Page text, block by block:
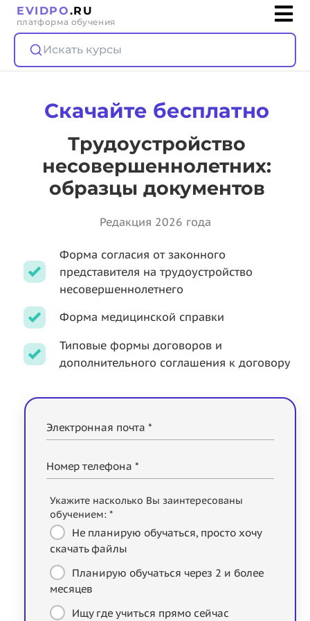
EVIDPO.RU
платформа обучения
Искать курсы
Скачайте бесплатно
Трудоустройство
несовершеннолетних:
образцы документов
Редакция 2026 года
Форма согласия от законного
представителя на трудоустройство
несовершеннолетнего
Форма медицинской справки
Типовые формы договоров и
дополнительного соглашения к договору
Электронная почта *
Номер телефона *
Укажите насколько Вы заинтересованы
обучением: *
Не планирую обучаться, просто хочу
скачать файлы
Планирую обучаться через 2 и более
месяцев
Ищу где учиться прямо сейчас